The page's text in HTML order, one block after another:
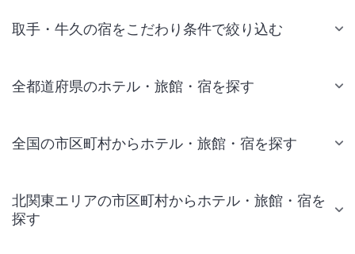
取手・牛久の宿をこだわり条件で絞り込む
全都道府県のホテル・旅館・宿を探す
全国の市区町村からホテル・旅館・宿を探す
北関東エリアの市区町村からホテル・旅館・宿を
探す